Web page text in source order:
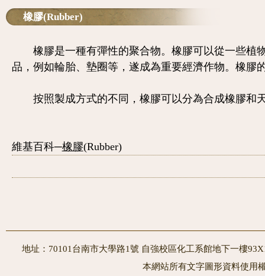
橡膠(Rubber)
橡膠是一種有彈性的聚合物。橡膠可以從一些植
品，例如輪胎、墊圈等，遂成為重要經濟作物。橡膠
按照製成方式的不同，橡膠可以分為合成橡膠和
維基百科─橡膠(Rubber)
地址：70101台南市大學路1號 自強校區化工系館地下一樓
本網站所有文字圖形資料使用